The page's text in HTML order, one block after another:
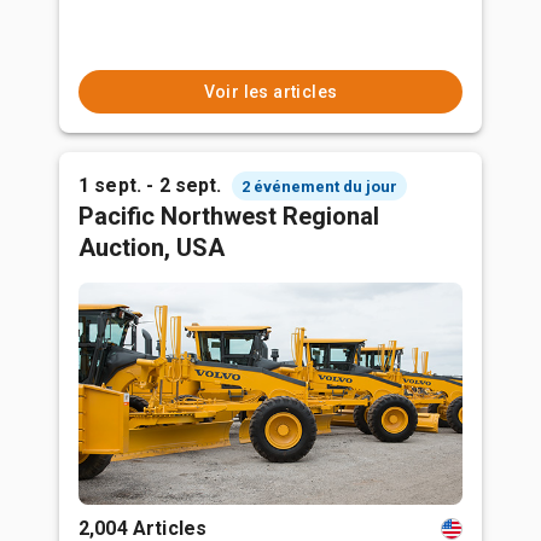
Voir les articles
1 sept. - 2 sept. 2 événement du jour
Pacific Northwest Regional
Auction, USA
2,004 Articles